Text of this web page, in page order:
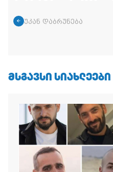
უკან დაბრუნება
ᲛᲡᲒᲐᲕᲡᲘ ᲡᲘᲐᲮᲚᲔᲔᲑᲘ